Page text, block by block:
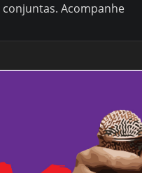
Acompanhe